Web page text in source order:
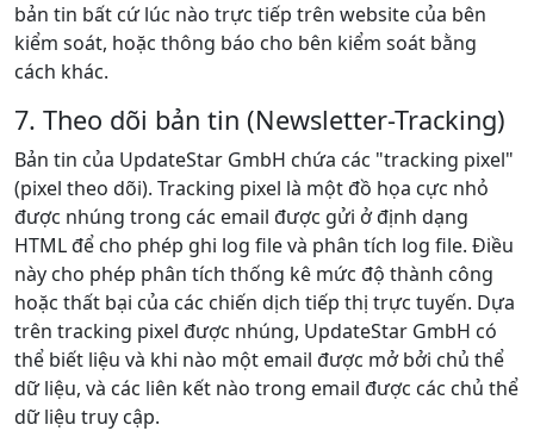
bản tin bất cứ lúc nào trực tiếp trên website của bên
kiểm soát, hoặc thông báo cho bên kiểm soát bằng
cách khác.
7. Theo dõi bản tin (Newsletter-Tracking)
Bản tin của UpdateStar GmbH chứa các "tracking pixel"
(pixel theo dõi). Tracking pixel là một đồ họa cực nhỏ
được nhúng trong các email được gửi ở định dạng
HTML để cho phép ghi log file và phân tích log file. Điều
này cho phép phân tích thống kê mức độ thành công
hoặc thất bại của các chiến dịch tiếp thị trực tuyến. Dựa
trên tracking pixel được nhúng, UpdateStar GmbH có
thể biết liệu và khi nào một email được mở bởi chủ thể
dữ liệu, và các liên kết nào trong email được các chủ thể
dữ liệu truy cập.